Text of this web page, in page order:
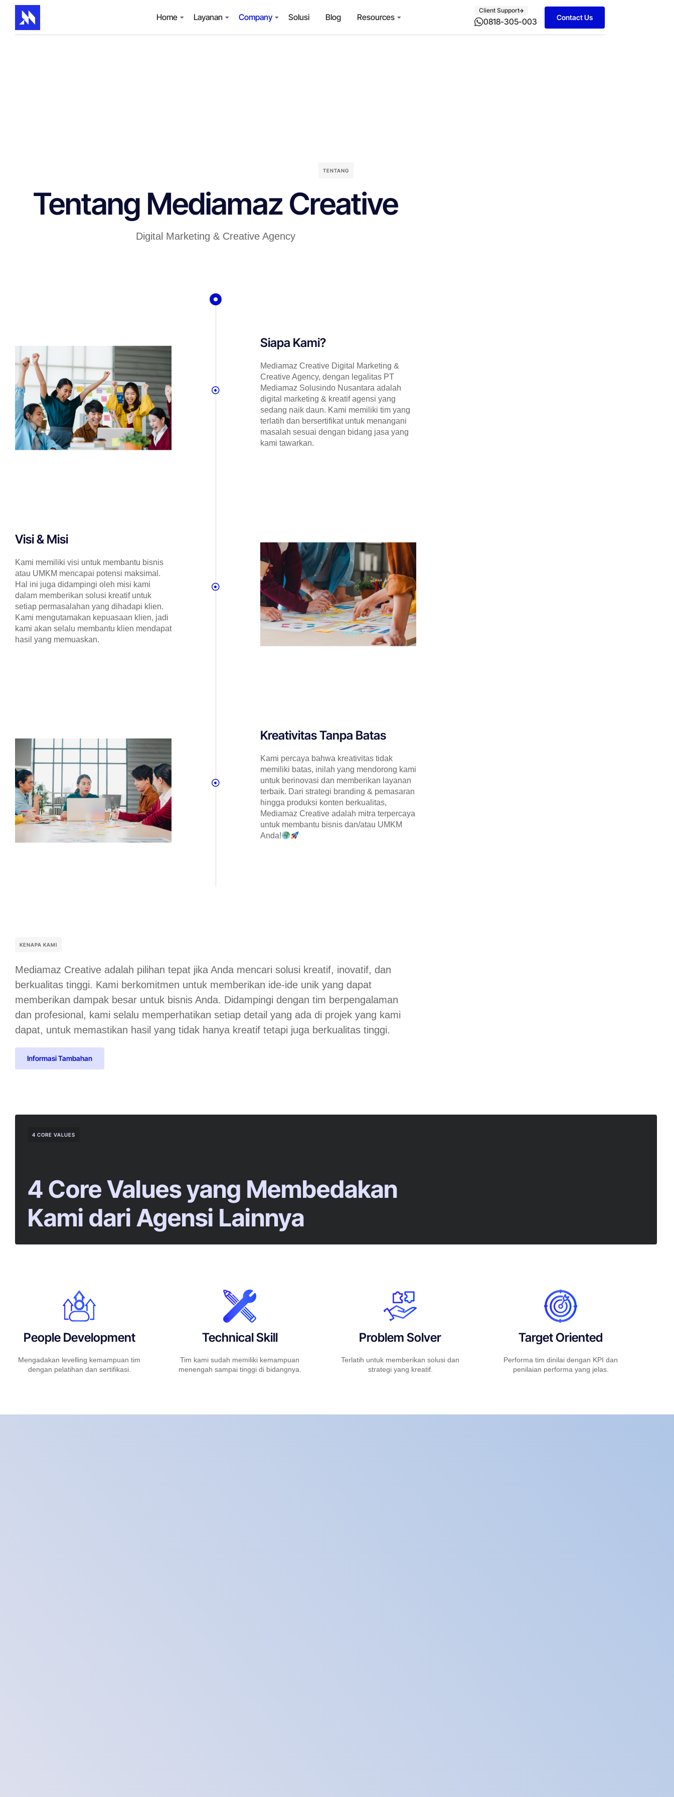
Home Layanan Company Solusi Blog Resources
Client Support
0818-305-003 Contact Us
TENTANG
Tentang Mediamaz Creative
Digital Marketing & Creative Agency
Siapa Kami?
Mediamaz Creative Digital Marketing &
Creative Agency, dengan legalitas PT
Mediamaz Solusindo Nusantara adalah
digital marketing & kreatif agensi yang
sedang naik daun. Kami memiliki tim yang
terlatih dan bersertifikat untuk menangani
masalah sesuai dengan bidang jasa yang
kami tawarkan.
Visi & Misi
Kami memiliki visi untuk membantu bisnis
atau UMKM mencapai potensi maksimal.
Hal ini juga didampingi oleh misi kami
dalam memberikan solusi kreatif untuk
setiap permasalahan yang dihadapi klien.
Kami mengutamakan kepuasaan klien, jadi
kami akan selalu membantu klien mendapat
hasil yang memuaskan.
Kreativitas Tanpa Batas
Kami percaya bahwa kreativitas tidak
memiliki batas, inilah yang mendorong kami
untuk berinovasi dan memberikan layanan
terbaik. Dari strategi branding & pemasaran
hingga produksi konten berkualitas,
Mediamaz Creative adalah mitra terpercaya
untuk membantu bisnis dan/atau UMKM
Anda!
KENAPA KAMI
Mediamaz Creative adalah pilihan tepat jika Anda mencari solusi kreatif, inovatif, dan
berkualitas tinggi. Kami berkomitmen untuk memberikan ide-ide unik yang dapat
memberikan dampak besar untuk bisnis Anda. Didampingi dengan tim berpengalaman
dan profesional, kami selalu memperhatikan setiap detail yang ada di projek yang kami
dapat, untuk memastikan hasil yang tidak hanya kreatif tetapi juga berkualitas tinggi.
Informasi Tambahan
4 CORE VALUES
4 Core Values yang Membedakan
Kami dari Agensi Lainnya
People Development
Mengadakan levelling kemampuan tim
dengan pelatihan dan sertifikasi.
Technical Skill
Tim kami sudah memiliki kemampuan
menengah sampai tinggi di bidangnya.
Problem Solver
Terlatih untuk memberikan solusi dan
strategi yang kreatif.
Target Oriented
Performa tim dinilai dengan KPI dan
penilaian performa yang jelas.